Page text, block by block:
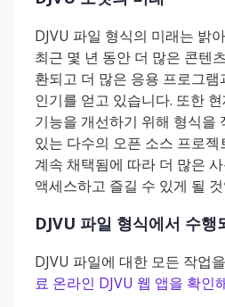
DJVU 파일 형식의 미래는 밝
최근 몇 년 동안 더 많은 콘텐
환되고 더 많은 응용 프로그
인기를 얻고 있습니다. 또한
기능을 개선하기 위해 형식을
있는 다수의 오픈 소스 프로젝
계속 채택됨에 따라 더 많은
액세스하고 즐길 수 있게 될
DJVU 파일 형식에서 수행
DJVU 파일에 대한 모든 작업
료 온라인 DJVU 웹 앱을 확인